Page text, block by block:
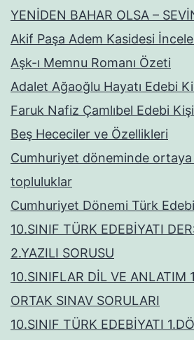
YENİDEN BAHAR OLSA –
Akif Paşa Adem Kasidesi
Aşk-ı Memnu Romanı Özeti
Adalet Ağaoğlu Hayatı Edebi
Faruk Nafiz Çamlıbel Edebi
Beş Hececiler ve Özellikleri
Cumhuriyet döneminde ortaya
topluluklar
Cumhuriyet Dönemi Türk
10.SINIF TÜRK EDEBİYATI
2.YAZILI SORUSU
10.SINIFLAR DİL VE ANLATIM
ORTAK SINAV SORULARI
10.SINIF TÜRK EDEBİYATI